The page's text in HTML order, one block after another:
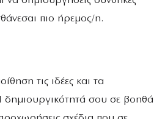
πιο ήρεμος/η.
τις ιδέες και τα
σου σε βοηθά